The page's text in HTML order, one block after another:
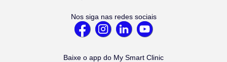
Nos siga nas redes sociais
Baixe o app do My Smart Clinic